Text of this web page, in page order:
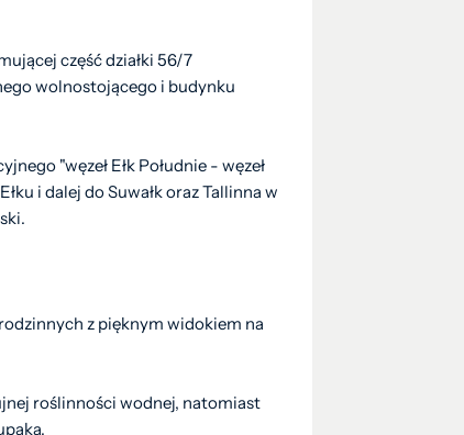
część działki 56/7
wolnostojącego i budynku
"węzeł Ełk Południe - węzeł
i dalej do Suwałk oraz Tallinna w
z pięknym widokiem na
roślinności wodnej, natomiast